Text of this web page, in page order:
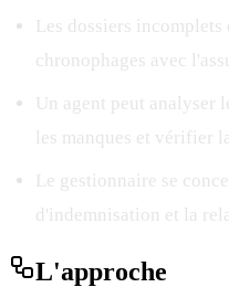
Les dossiers
chronophages avec
Un agent peut analyser
les manques et vérifier
Le gestionnaire se
d'indemnisation et la
L'approche